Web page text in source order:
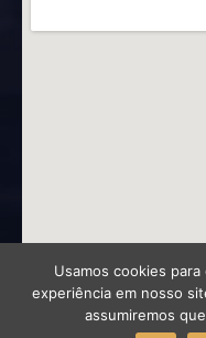
Usamos cookies
experiência em nosso
assumiremos